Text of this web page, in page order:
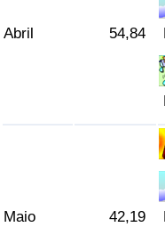
Abril 54,84
Maio 42,19